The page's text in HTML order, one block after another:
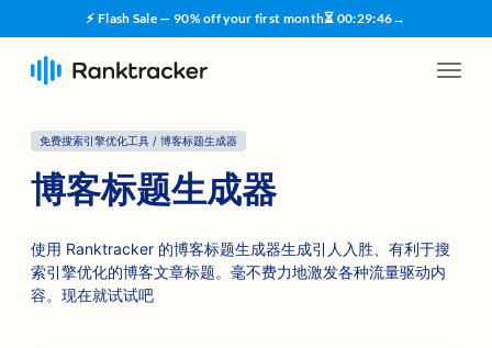
⚡ Flash Sale — 90% off your first month⏳ 00:29:45→
免费搜索引擎优化工具 / 博客标题生成器
博客标题生成器
使用 Ranktracker 的博客标题生成器生成引人入胜、有利于搜
索引擎优化的博客文章标题。毫不费力地激发各种流量驱动内
容。现在就试试吧